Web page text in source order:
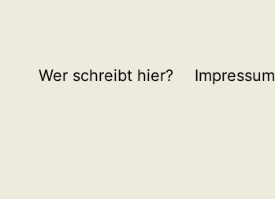
Wer schreibt hier? Impressum